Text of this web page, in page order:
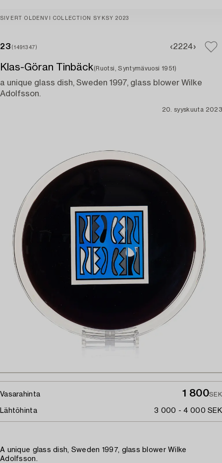
SIVERT OLDENVI COLLECTION SYKSY 2023
23 (1491347) 2224
Klas-Göran Tinbäck(Ruotsi, Syntymävuosi 1951)
a unique glass dish, Sweden 1997, glass blower Wilke
Adolfsson.
20. syyskuuta 2023
Vasarahinta 1 800SEK
Lähtöhinta 3 000 - 4 000 SEK
A unique glass dish, Sweden 1997, glass blower Wilke
Adolfsson.